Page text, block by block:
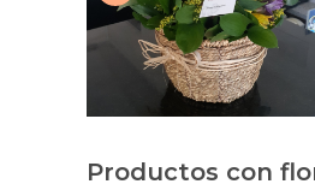
Productos con